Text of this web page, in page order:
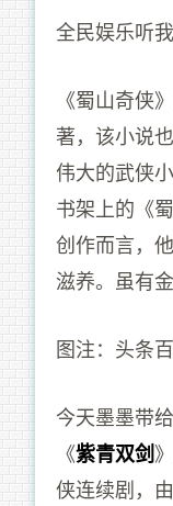
全民娱乐听
《蜀山奇侠
著，该小说
伟大的武侠
书架上的《
创作而言，
滋养。虽有
图注：头条
今天墨墨带
《紫青双剑
侠连续剧，由